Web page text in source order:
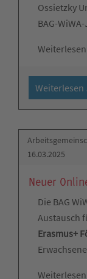
Ossietzky
BAG-
16.03.2025
Neuer
Die BAG
Austausch
Erasmus+